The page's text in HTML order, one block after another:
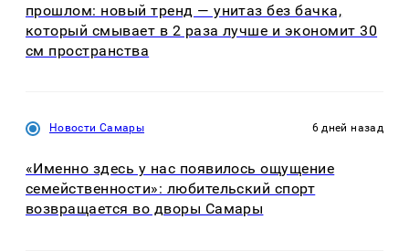
прошлом: новый тренд — унитаз без бачка,
который смывает в 2 раза лучше и экономит 30
см пространства
Новости Самары 6 дней назад
«Именно здесь у нас появилось ощущение
семейственности»: любительский спорт
возвращается во дворы Самары